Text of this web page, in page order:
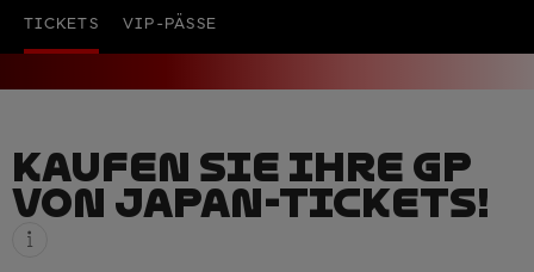
TICKETS VIP-PÄSSE
KAUFEN SIE IHRE GP
VON JAPAN-TICKETS!